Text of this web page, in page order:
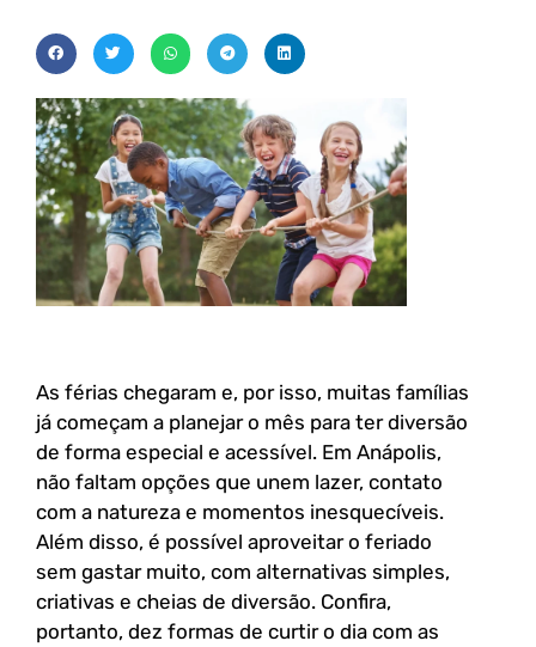
As férias chegaram e, por isso, muitas famílias
já começam a planejar o mês para ter diversão
de forma especial e acessível. Em Anápolis,
não faltam opções que unem lazer, contato
com a natureza e momentos inesquecíveis.
Além disso, é possível aproveitar o feriado
sem gastar muito, com alternativas simples,
criativas e cheias de diversão. Confira,
portanto, dez formas de curtir o dia com as